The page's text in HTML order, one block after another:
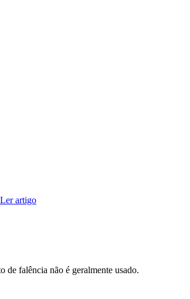
Ler artigo
falência não é geralmente usado.